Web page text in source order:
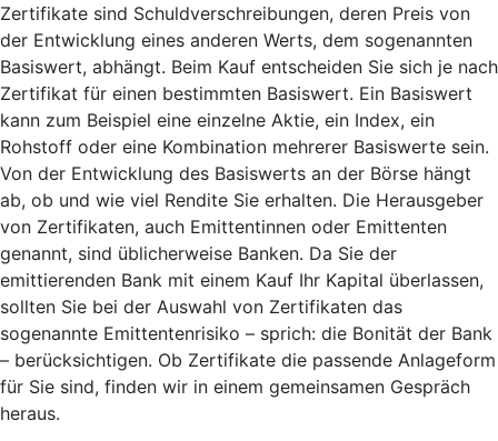
Zertifikate sind Schuldverschreibungen, deren Preis von
der Entwicklung eines anderen Werts, dem sogenannten
Basiswert, abhängt. Beim Kauf entscheiden Sie sich je nach
Zertifikat für einen bestimmten Basiswert. Ein Basiswert
kann zum Beispiel eine einzelne Aktie, ein Index, ein
Rohstoff oder eine Kombination mehrerer Basiswerte sein.
Von der Entwicklung des Basiswerts an der Börse hängt
ab, ob und wie viel Rendite Sie erhalten. Die Herausgeber
von Zertifikaten, auch Emittentinnen oder Emittenten
genannt, sind üblicherweise Banken. Da Sie der
emittierenden Bank mit einem Kauf Ihr Kapital überlassen,
sollten Sie bei der Auswahl von Zertifikaten das
sogenannte Emittentenrisiko – sprich: die Bonität der Bank
– berücksichtigen. Ob Zertifikate die passende Anlageform
für Sie sind, finden wir in einem gemeinsamen Gespräch
heraus.